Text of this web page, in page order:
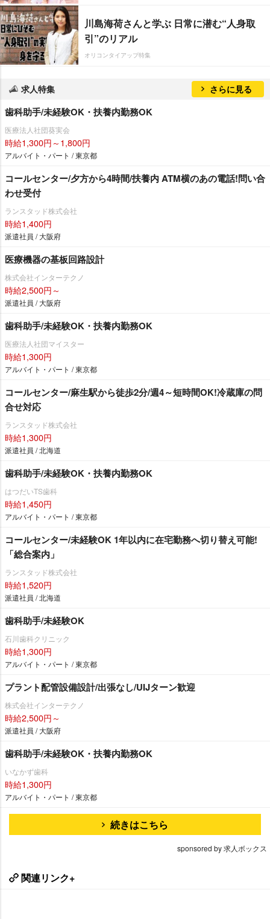
川島海荷さんと学ぶ 日常に潜む“人身取
引”のリアル
オリコンタイアップ特集
求人特集 さらに見る
歯科助手/未経験OK・扶養内勤務OK
医療法人社団葵実会
時給1,300円～1,800円
アルバイト・パート / 東京都
コールセンター/夕方から4時間/扶養内 ATM横のあの電話!問い合
わせ受付
ランスタッド株式会社
時給1,400円
派遣社員 / 大阪府
医療機器の基板回路設計
株式会社インターテクノ
時給2,500円～
派遣社員 / 大阪府
歯科助手/未経験OK・扶養内勤務OK
医療法人社団マイスター
時給1,300円
アルバイト・パート / 東京都
コールセンター/麻生駅から徒歩2分/週4～短時間OK!冷蔵庫の問
合せ対応
ランスタッド株式会社
時給1,300円
派遣社員 / 北海道
歯科助手/未経験OK・扶養内勤務OK
はつだいTS歯科
時給1,450円
アルバイト・パート / 東京都
コールセンター/未経験OK 1年以内に在宅勤務へ切り替え可能!
「総合案内」
ランスタッド株式会社
時給1,520円
派遣社員 / 北海道
歯科助手/未経験OK
石川歯科クリニック
時給1,300円
アルバイト・パート / 東京都
プラント配管設備設計/出張なし/UIJターン歓迎
株式会社インターテクノ
時給2,500円～
派遣社員 / 大阪府
歯科助手/未経験OK・扶養内勤務OK
いなかず歯科
時給1,300円
アルバイト・パート / 東京都
続きはこちら
sponsored by 求人ボックス
関連リンク+